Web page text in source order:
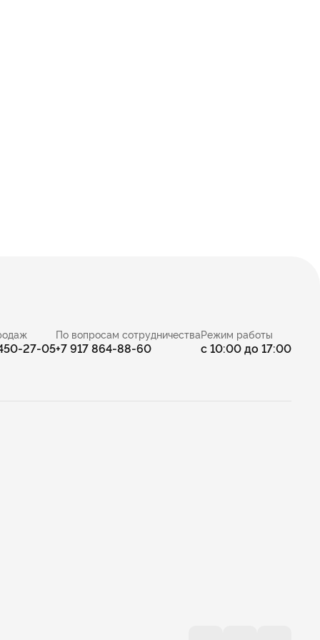
27-05
По вопросам сотрудничества
+7 917 864-88-60
Режим работы
с 10:00 до 17:00